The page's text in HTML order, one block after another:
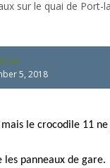
sur le quai de Port-
548
5, 2018
le crocodile 11 ne
les panneaux de gare.